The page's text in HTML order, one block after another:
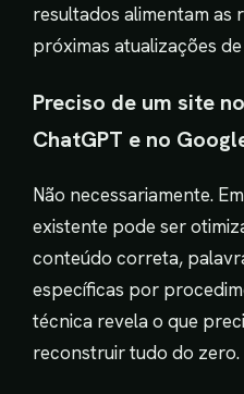
resultados alimentam as
próximas atualizações
Preciso de um site
ChatGPT e no
Não necessariamente.
existente pode ser
conteúdo correta,
específicas por
técnica revela o que
reconstruir tudo do zero.